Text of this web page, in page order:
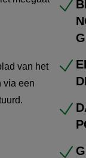
van het
via een